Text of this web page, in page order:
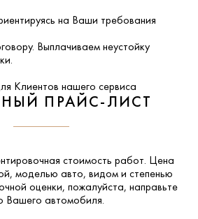
на Ваши требования
Выплачиваем неустойку
Клиентов нашего сервиса
ПРАЙС-ЛИСТ
стоимость работ. Цена
моделью авто, видом и степенью
оценки, пожалуйста, направьте
Вашего автомобиля.